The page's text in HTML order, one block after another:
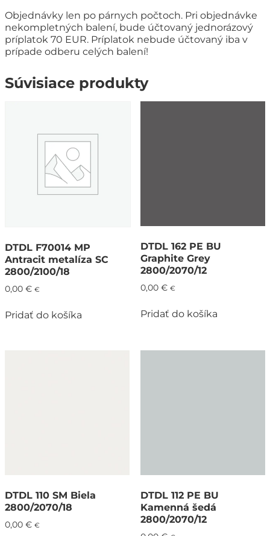
Objednávky len po párnych počtoch. Pri objednávke
nekompletných balení, bude účtovaný jednorázový
príplatok 70 EUR. Príplatok nebude účtovaný iba v
prípade odberu celých balení!
Súvisiace produkty
DTDL F70014 MP
Antracit metalíza SC
2800/2100/18
0,00 € €
Pridať do košíka
DTDL 162 PE BU
Graphite Grey
2800/2070/12
0,00 € €
Pridať do košíka
DTDL 110 SM Biela
2800/2070/18
0,00 € €
DTDL 112 PE BU
Kamenná šedá
2800/2070/12